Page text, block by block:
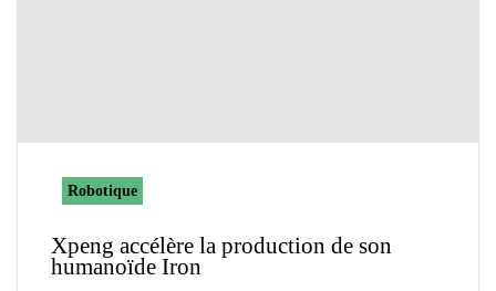
Robotique
Xpeng accélère la production de son
humanoïde Iron